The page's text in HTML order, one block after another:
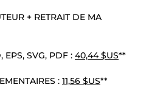
+ RETRAIT DE MA
EPS, SVG, PDF : 40,44 $US**
: 11,56 $US**